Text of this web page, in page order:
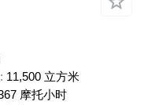
11,500 立方米
摩托小时